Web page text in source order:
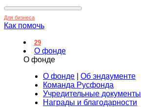
Для бизнеса
Как помочь
29
О фонде
О фонде
О фонде
Об эндаументе
Команда Русфонда
Учредительные документы
Награды и благодарности